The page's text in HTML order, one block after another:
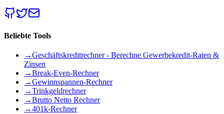
Beliebte Tools
→Geschäftskreditrechner - Berechne Gewerbekredit-Raten &
Zinsen
→Break-Even-Rechner
→Gewinnspannen-Rechner
→Trinkgeldrechner
→Brutto Netto Rechner
→401k-Rechner